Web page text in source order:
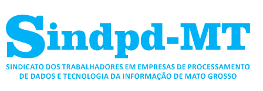
para
conteúdo